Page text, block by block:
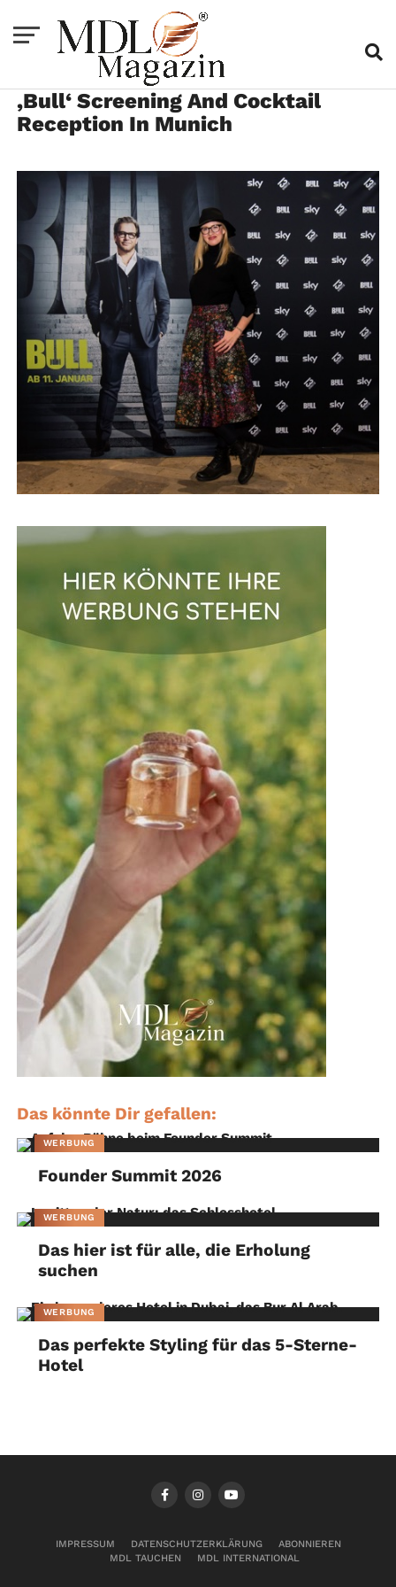
‚Bull‘ Screening And Cocktail
Reception In Munich
Das könnte Dir gefallen:
WERBUNG
Founder Summit 2026
WERBUNG
Das hier ist für alle, die Erholung
suchen
WERBUNG
Das perfekte Styling für das 5-Sterne-
Hotel
IMPRESSUM DATENSCHUTZERKLÄRUNG
ABONNIEREN
MDL TAUCHEN
MDL INTERNATIONAL